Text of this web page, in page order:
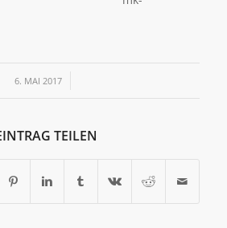
6. MAI 2017
/
TEILEN